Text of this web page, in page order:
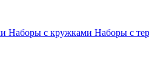
Наборы с кружками Наборы с